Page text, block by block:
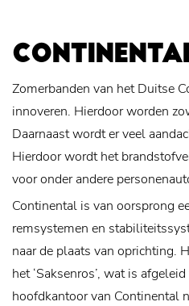
Zomerbanden van het Duitse
innoveren. Hierdoor worden
Daarnaast wordt er veel
Hierdoor wordt het
voor onder andere
Continental is van oorsprong
remsystemen en
naar de plaats van oprichting.
het ‘Saksenros’, wat is
hoofdkantoor van Continental